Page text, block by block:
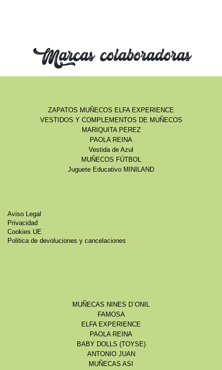
Marcas colaboradoras
ZAPATOS MUÑECOS ELFA EXPERIENCE
VESTIDOS Y COMPLEMENTOS DE MUÑECOS
MARIQUITA PEREZ
PAOLA REINA
Vestida de Azul
MUÑECOS FÚTBOL
Juguete Educativo MINILAND
Aviso Legal
Privacidad
Cookies UE
Politica de devoluciones y cancelaciones
MUÑECAS NINES D´ONIL
FAMOSA
ELFA EXPERIENCE
PAOLA REINA
BABY DOLLS (TOYSE)
ANTONIO JUAN
MUÑECAS ASI